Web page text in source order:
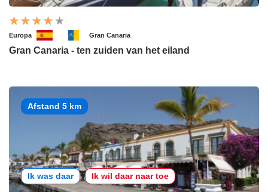
Europa Gran Canaria
Gran Canaria - ten zuiden van het eiland
Afstand 5 km
Ik was daar Ik wil daar naar toe